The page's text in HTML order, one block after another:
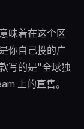
味着在这个区
你自己投的广
写的是"全球独
上的直售。